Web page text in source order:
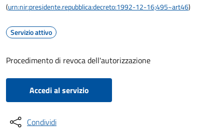
(urn:nir:presidente.repubblica:decreto:1992-12-16;495~art46)
Servizio attivo
Procedimento di revoca dell'autorizzazione
Accedi al servizio
Condividi